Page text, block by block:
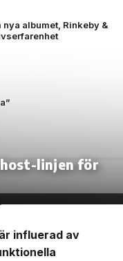
nya albumet, Rinkeby &
linjen för
influerad av